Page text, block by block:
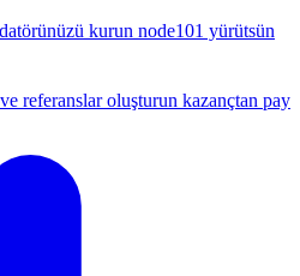
kurun node101 yürütsün
referanslar oluşturun kazançtan pay